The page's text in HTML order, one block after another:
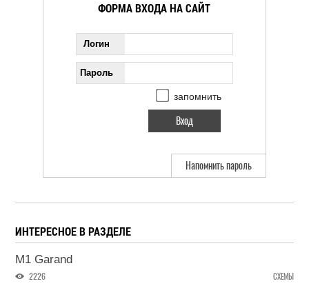
ФОРМА ВХОДА НА САЙТ
Логин
Пароль
запомнить
Напомнить пароль
ИНТЕРЕСНОЕ В РАЗДЕЛЕ
M1 Garand
2226 СХЕМЫ